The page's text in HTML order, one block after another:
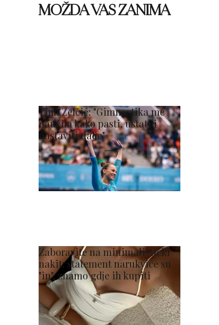
MOŽDA VAS ZANIMA
Tina Zelčić: "Gimnastika me
naučila kako pasti, ustati i
nastaviti dalje"
Zaboravite na minimalistički
nakit: statement narukvice su
"in", znamo gdje ih kupiti